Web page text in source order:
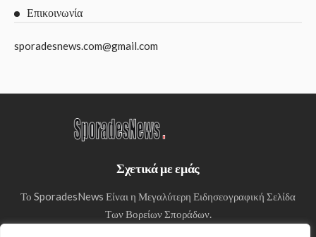
Επικοινωνία
sporadesnews.com@gmail.com
Σχετικά με εμάς
Το SporadesNews Είναι η Μεγαλύτερη Ειδησεογραφική Σελίδα
Των Βορείων Σποράδων.